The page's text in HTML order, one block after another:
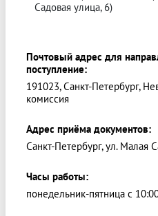
Садовая улица, 6)
Почтовый адрес для
поступление:
191023, Санкт-Петербург,
комиссия
Адрес приёма документов:
Санкт-Петербург, ул. Малая
Часы работы:
понедельник-пятница с